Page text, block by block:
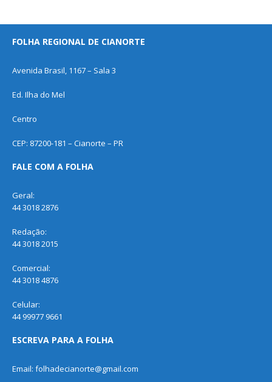
FOLHA REGIONAL DE CIANORTE
Avenida Brasil, 1167 – Sala 3
Ed. Ilha do Mel
Centro
CEP: 87200-181 – Cianorte – PR
FALE COM A FOLHA
Geral:
44 3018 2876
Redação:
44 3018 2015
Comercial:
44 3018 4876
Celular:
44 99977 9661
ESCREVA PARA A FOLHA
Email: folhadecianorte@gmail.com